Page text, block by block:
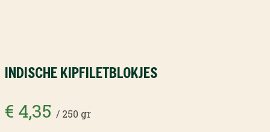
INDISCHE KIPFILETBLOKJES
€ 4,35 / 250 gr